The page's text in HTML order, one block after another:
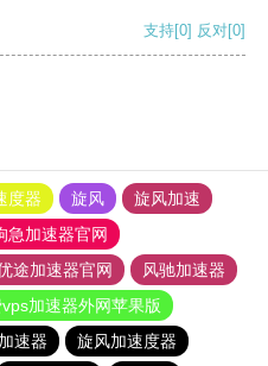
支持[0] 反对[0]
度器 旋风
旋风加速
急加速器官网
途加速器官网
风驰加速器
加速器外网苹果版
速器
旋风加速度器